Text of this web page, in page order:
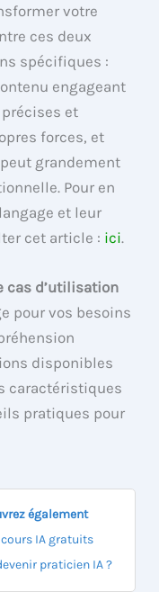
votre
ces deux
spécifiques :
engageant
précises et
forces, et
grandement
Pour en
et leur
cet article : ici.
cas d’utilisation
pour vos besoins
disponibles
caractéristiques
pratiques pour
également
IA gratuits
praticien IA ?